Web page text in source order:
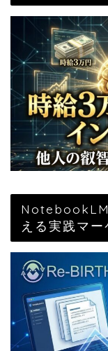
NotebookLM
える実践マー